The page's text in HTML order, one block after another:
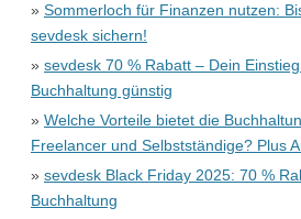
» Sommerloch für Finanzen nutzen:
sevdesk sichern!
» sevdesk 70 % Rabatt – Dein
Buchhaltung günstig
» Welche Vorteile bietet die
Freelancer und Selbstständige? Plus
» sevdesk Black Friday 2025: 70 %
Buchhaltung